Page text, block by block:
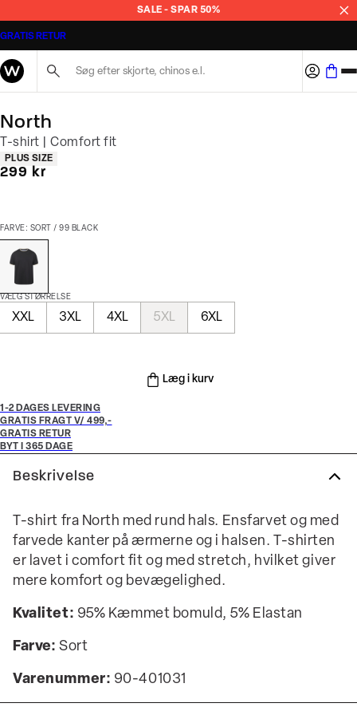
SALE - SPAR 50%
GRATIS RETUR
North
T-shirt | Comfort fit
Produkt egenskaber
PLUS SIZE
I alt (inkl. rabat)
299 kr
FARVE: SORT / 99 BLACK
VÆLG STØRRELSE
XXL 3XL 4XL 5XL 6XL
Læg i kurv
1-2 DAGES LEVERING
GRATIS FRAGT V/ 499,-
GRATIS RETUR
BYT I 365 DAGE
Beskrivelse
T-shirt fra North med rund hals. Ensfarvet og med
farvede kanter på ærmerne og i halsen. T-shirten
er lavet i comfort fit og med stretch, hvilket giver
mere komfort og bevægelighed.
Kvalitet: 95% Kæmmet bomuld, 5% Elastan
Farve: Sort
Varenummer: 90-401031